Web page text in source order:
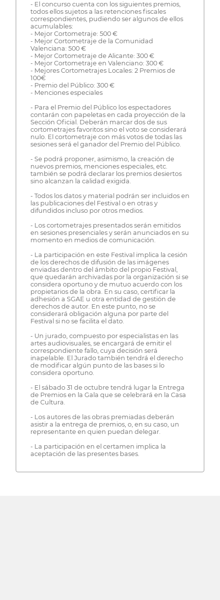
- El concurso cuenta con los siguientes premios,
todos ellos sujetos a las retenciones fiscales
correspondientes, pudiendo ser algunos de ellos
acumulables:
- Mejor Cortometraje: 500 €
- Mejor Cortometraje de la Comunidad
Valenciana: 500 €
- Mejor Cortometraje de Alicante: 300 €
- Mejor Cortometraje en Valenciano: 300 €
- Mejores Cortometrajes Locales: 2 Premios de
100€
- Premio del Público: 300 €
- Menciones especiales
- Para el Premio del Público los espectadores
contarán con papeletas en cada proyección de la
Sección Oficial. Deberán marcar dos de sus
cortometrajes favoritos sino el voto se considerará
nulo. El cortometraje con más votos de todas las
sesiones será el ganador del Premio del Público.
- Se podrá proponer, asimismo, la creación de
nuevos premios, menciones especiales, etc.
también se podrá declarar los premios desiertos
sino alcanzan la calidad exigida.
- Todos los datos y material podrán ser incluidos en
las publicaciones del Festival o en otras y
difundidos incluso por otros medios.
- Los cortometrajes presentados serán emitidos
en sesiones presenciales y serán anunciados en su
momento en medios de comunicación.
- La participación en este Festival implica la cesión
de los derechos de difusión de las imágenes
enviadas dentro del ámbito del propio Festival,
que quedarán archivadas por la organización si se
considera oportuno y de mutuo acuerdo con los
propietarios de la obra. En su caso, certificar la
adhesión a SGAE u otra entidad de gestión de
derechos de autor. En este punto, no se
considerará obligación alguna por parte del
Festival si no se facilita el dato.
- Un jurado, compuesto por especialistas en las
artes audiovisuales, se encargará de emitir el
correspondiente fallo, cuya decisión será
inapelable. El Jurado también tendrá el derecho
de modificar algún punto de las bases si lo
considera oportuno.
- El sábado 31 de octubre tendrá lugar la Entrega
de Premios en la Gala que se celebrará en la Casa
de Cultura.
- Los autores de las obras premiadas deberán
asistir a la entrega de premios, o, en su caso, un
representante en quien puedan delegar.
- La participación en el certamen implica la
aceptación de las presentes bases.